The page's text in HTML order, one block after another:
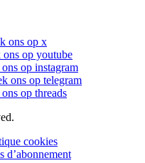
ons op x
ons op youtube
op instagram
ons op telegram
op threads
cookies
d’abonnement